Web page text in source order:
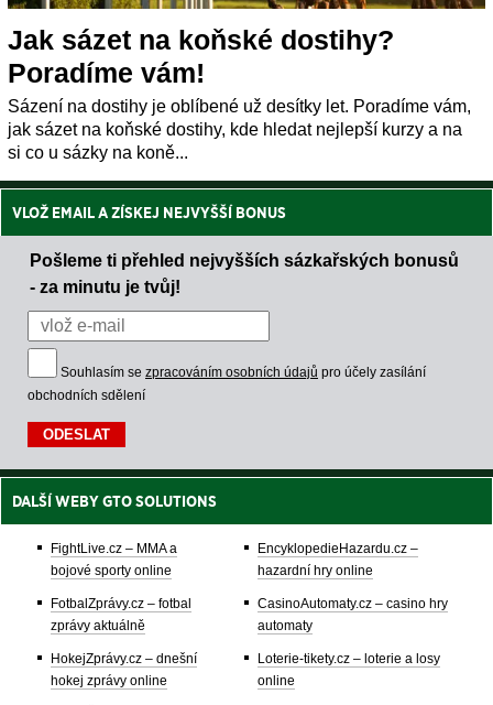
Jak sázet na koňské dostihy?
Poradíme vám!
Sázení na dostihy je oblíbené už desítky let. Poradíme vám,
jak sázet na koňské dostihy, kde hledat nejlepší kurzy a na
si co u sázky na koně...
VLOŽ EMAIL A ZÍSKEJ NEJVYŠŠÍ BONUS
Pošleme ti přehled nejvyšších sázkařských bonusů
- za minutu je tvůj!
Souhlasím se zpracováním osobních údajů pro účely zasílání
obchodních sdělení
DALŠÍ WEBY GTO SOLUTIONS
FightLive.cz – MMA a
bojové sporty online
FotbalZprávy.cz – fotbal
zprávy aktuálně
HokejZprávy.cz – dnešní
hokej zprávy online
EncyklopedieHazardu.cz –
hazardní hry online
CasinoAutomaty.cz – casino hry
automaty
Loterie-tikety.cz – loterie a losy
online